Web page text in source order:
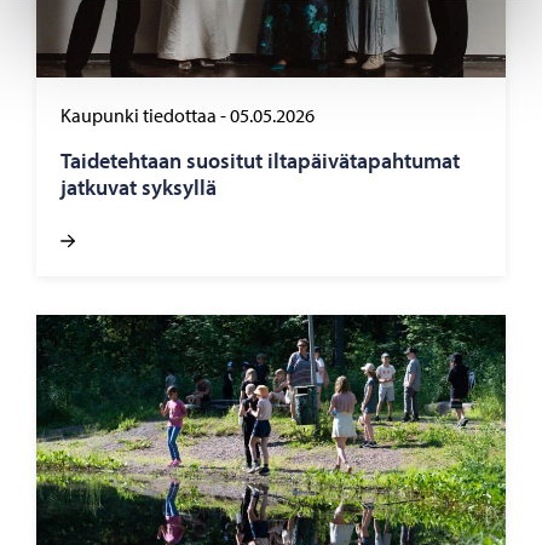
Kaupunki tiedottaa -05.05.2026
Tai­de­teh­taan suo­si­tut il­ta­päi­vä­ta­pah­tu­mat
jat­ku­vat syk­syl­lä